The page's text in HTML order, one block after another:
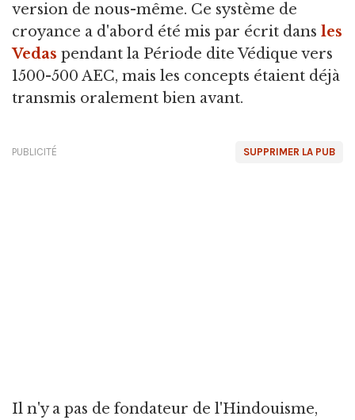
version de nous-même. Ce système de
croyance a d'abord été mis par écrit dans les
Vedas pendant la Période dite Védique vers
1500-500 AEC, mais les concepts étaient déjà
transmis oralement bien avant.
SUPPRIMER LA PUB
PUBLICITÉ
Il n'y a pas de fondateur de l'Hindouisme,